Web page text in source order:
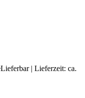
Lieferbar | Lieferzeit: ca.